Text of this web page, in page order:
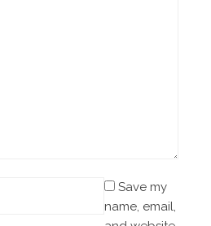
Save my
name, email,